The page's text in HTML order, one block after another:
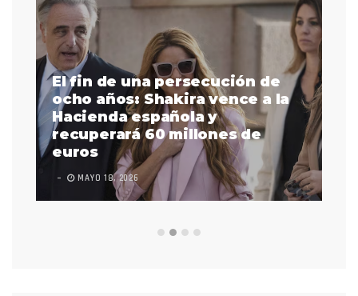
El fin de una persecución de
ocho años: Shakira vence a la
Hacienda española y
recuperará 60 millones de
euros
MAYO 18, 2026